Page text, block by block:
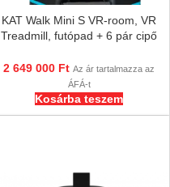
KAT Walk Mini S VR-room, VR
Treadmill, futópad + 6 pár cipő
2 649 000 Ft Az ár tartalmazza az
ÁFÁ-t
Kosárba teszem